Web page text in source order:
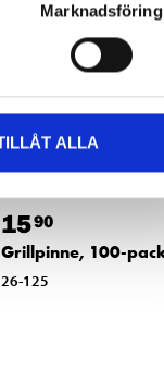
Marknadsföring
ALLA
1590
Grillpinne, 100-
26-125